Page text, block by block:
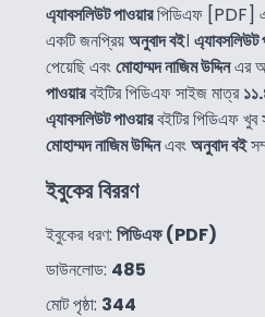
এ্যাবসলিউট পাওয়ারপিডিএফ [PDF]
একটি জনপ্রিয়অনুবাদ বই। এ্যাবসলিউট
পেয়েছি এবংমোহাম্মদ নাজিম উদ্দিনএর
পাওয়ারবইটির পিডিএফ সাইজ মাত্র
এ্যাবসলিউট পাওয়ারবইটির পিডিএফ
মোহাম্মদ নাজিম উদ্দিনএবংঅনুবাদ বই
ইবুকের বিররণ
ইবুকের ধরণ: পিডিএফ (PDF)
ডাউনলোড: 485
মোট পৃষ্ঠা: 344